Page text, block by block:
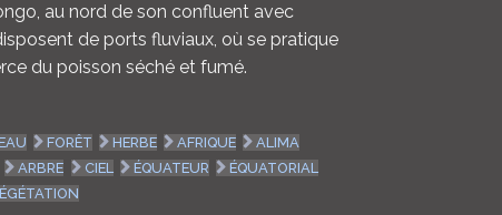
au nord de son confluent avec
de ports fluviaux, où se pratique
du poisson séché et fumé.
FORÊT HERBE AFRIQUE
ALIMA
ARBRE CIEL ÉQUATEUR
ÉQUATORIAL